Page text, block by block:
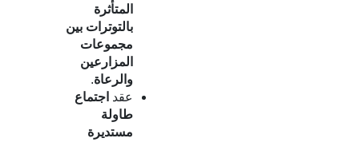
المتأثرة
بالتوترات بين
مجموعات
المزارعين
والرعاة.
عقد اجتماع
طاولة
مستديرة